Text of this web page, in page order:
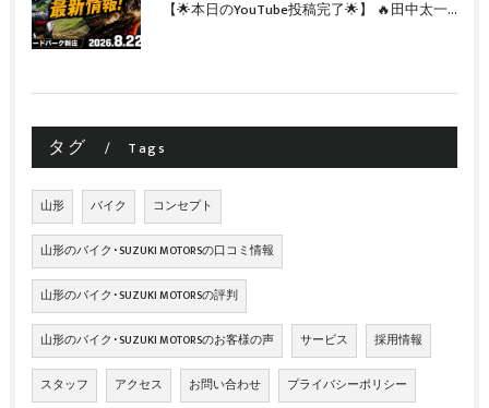
【🌟本日のYouTube投稿完了🌟】 🔥田中太一さんをスペシャルゲストに🔥 8月22日(土)オフロード・ホリデー最新情報！！
タグ Tags
山形 バイク コンセプト
山形のバイク･SUZUKI MOTORSの口コミ情報
山形のバイク･SUZUKI MOTORSの評判
山形のバイク･SUZUKI MOTORSのお客様の声 サービス 採用情報
スタッフ アクセス お問い合わせ プライバシーポリシー